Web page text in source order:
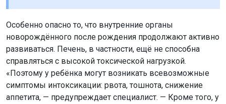
Особенно опасно то, что внутренние органы
новорождённого после рождения продолжают активно
развиваться. Печень, в частности, ещё не способна
справляться с высокой токсической нагрузкой.
«Поэтому у ребёнка могут возникать всевозможные
симптомы интоксикации: рвота, тошнота, снижение
аппетита, — предупреждает специалист. — Кроме того, у